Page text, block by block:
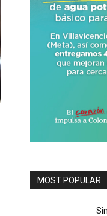
MOST POPULAR